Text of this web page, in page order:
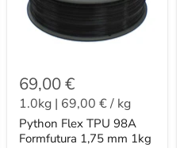
69,00 €
1.0kg | 69,00 €/ kg
Python Flex TPU 98A
Formfutura 1,75 mm 1kg